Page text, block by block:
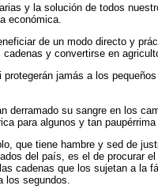
y la solución de todos
económica.
de un modo directo y
y convertirse en
jamás a los
su sangre en los
para algunos y tan paupérrima
que tiene hambre y sed de
del país, es el de procurar
cadenas que los sujetan a la
segundos.